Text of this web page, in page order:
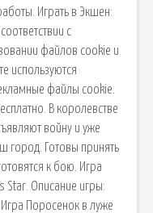
Играть в Экшен:
с
файлов cookie и
используются
файлы cookie.
В королевстве
войну и уже
город. Готовы принять
к бою. Игра
Star. Описание игры:
Поросенок в луже